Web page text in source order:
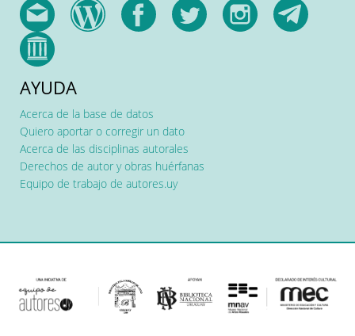
AYUDA
Acerca de la base de datos
Quiero aportar o corregir un dato
Acerca de las disciplinas autorales
Derechos de autor y obras huérfanas
Equipo de trabajo de autores.uy